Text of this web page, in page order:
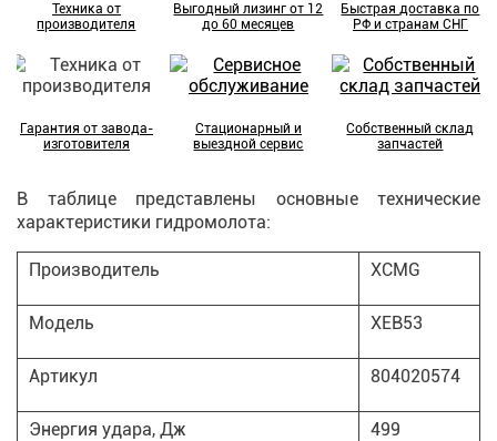
Техника от
производителя
Выгодный лизинг от 12
до 60 месяцев
Быстрая доставка по
РФ и странам СНГ
Гарантия от завода-
изготовителя
Стационарный и
выездной сервис
Собственный склад
запчастей
В таблице представлены основные технические
характеристики гидромолота:
Производитель XCMG
Модель XEB53
Артикул 804020574
Энергия удара, Дж 499